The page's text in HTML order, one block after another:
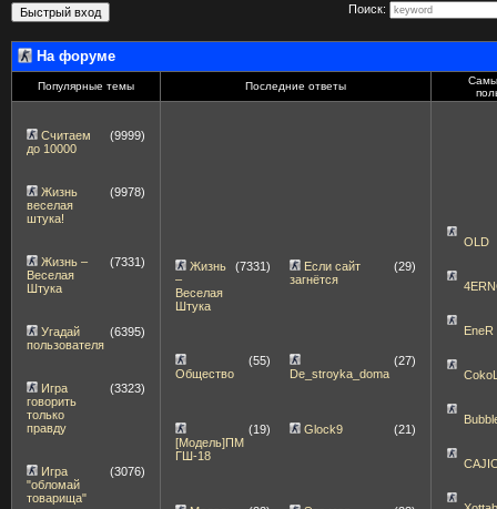
Поиск:
На форуме
Популярные темы Последние ответы
Считаем
до 10000
(9999)
Жизнь
веселая
штука!
(9978)
Жизнь –
Веселая
Штука
(7331)
Угадай
пользователя
(6395)
Игра
говорить
только
правду
(3323)
Игра
"обломай
товарища"
(3076)
Жизнь
–
Веселая
Штука
(7331)
Если сайт
загнётся
(29)
Общество
(55)
De_stroyka_doma
(27)
[Модель]ПМ
ГШ-18
(19) Glock9 (21)
OLD
EneR